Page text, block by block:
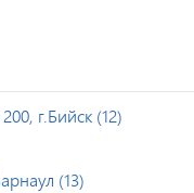
г.Бийск (12)
(13)